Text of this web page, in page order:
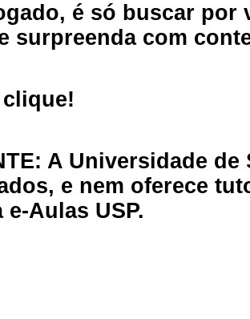
é só buscar por
surpreenda com
A Universidade
e nem oferece
Aulas USP.